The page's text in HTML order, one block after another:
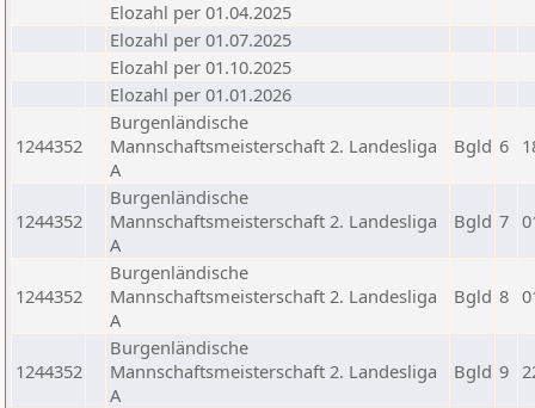
Elozahl per 01.04.2025
Elozahl per 01.07.2025
Elozahl per 01.10.2025
Elozahl per 01.01.2026
1244352
Burgenländische
Mannschaftsmeisterschaft 2. Landesliga
A
Bgld 6
1244352
Burgenländische
Mannschaftsmeisterschaft 2. Landesliga
A
Bgld 7
1244352
Burgenländische
Mannschaftsmeisterschaft 2. Landesliga
A
Bgld 8
1244352
Burgenländische
Mannschaftsmeisterschaft 2. Landesliga
A
Bgld 9